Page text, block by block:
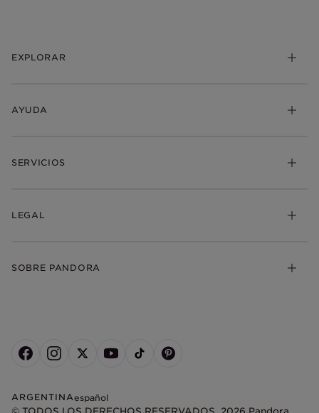
EXPLORAR
AYUDA
SERVICIOS
LEGAL
SOBRE PANDORA
ARGENTINAespañol